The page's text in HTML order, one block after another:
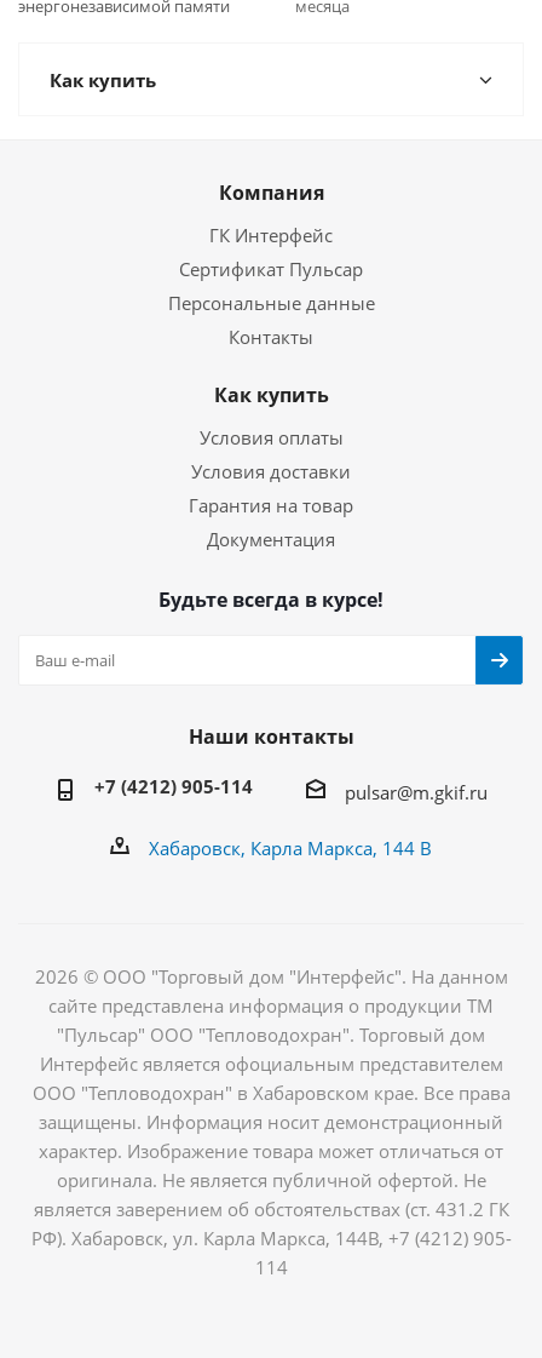
энергонезависимой памяти
месяца
Как купить
Компания
ГК Интерфейс
Сертификат Пульсар
Персональные данные
Контакты
Как купить
Условия оплаты
Условия доставки
Гарантия на товар
Документация
Будьте всегда в курсе!
Наши контакты
+7 (4212) 905-114 pulsar@m.gkif.ru
Хабаровск, Карла Маркса, 144 В
2026 © ООО "Торговый дом "Интерфейс". На данном
сайте представлена информация о продукции ТМ
"Пульсар" ООО "Тепловодохран". Торговый дом
Интерфейс является офоциальным представителем
ООО "Тепловодохран" в Хабаровском крае. Все права
защищены. Информация носит демонстрационный
характер. Изображение товара может отличаться от
оригинала. Не является публичной офертой. Не
является заверением об обстоятельствах (ст. 431.2 ГК
РФ). Хабаровск, ул. Карла Маркса, 144В, +7 (4212) 905-
114